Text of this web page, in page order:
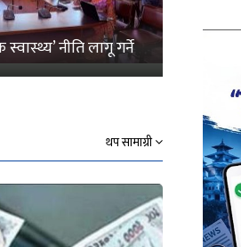
नीति लागू गर्ने
थप सामाग्री